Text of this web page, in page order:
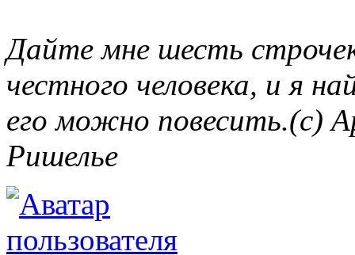
Дайте мне шесть
честного человека, и я
его можно повесить.(c)
Ришелье